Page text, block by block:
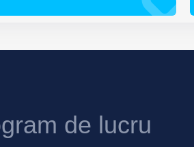
de lucru